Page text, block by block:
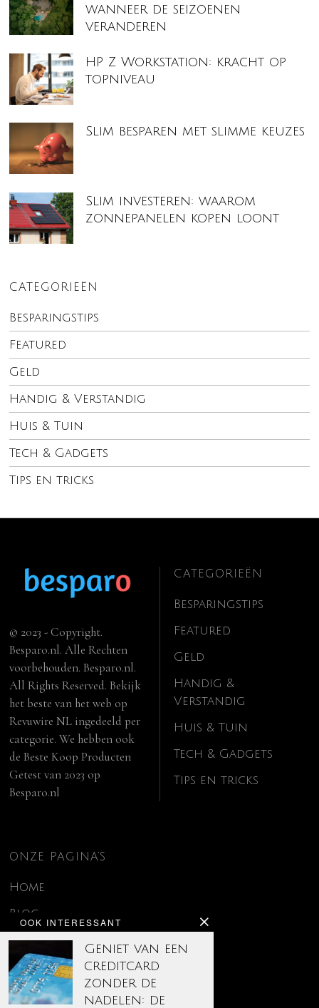
wanneer de seizoenen
veranderen
HP Z Workstation: kracht op
topniveau
Slim besparen met slimme keuzes
Slim investeren: waarom
zonnepanelen kopen loont
CATEGORIEËN
Besparingstips
Featured
Geld
Handig & Verstandig
Huis & Tuin
Tech & Gadgets
Tips en tricks
OOK INTERESSANT
Geniet van een
creditcard
zonder de
nadelen: de
© 2023 - Copyright.
Besparo.nl. Alle Rechten
voorbehouden. Besparo.nl.
All Rights Reserved. Bekijk
het beste van het web op
Revuwire NL ingedeeld per
categorie. We hebben ook
deBeste Koop Producten
Getest van 2023 op
Besparo.nl
CATEGORIEËN
Besparingstips
Featured
Geld
Handig &
Verstandig
Huis & Tuin
Tech & Gadgets
Tips en tricks
ONZE PAGINA’S
Home
Blog
Contact
Disclaimer
Over ons